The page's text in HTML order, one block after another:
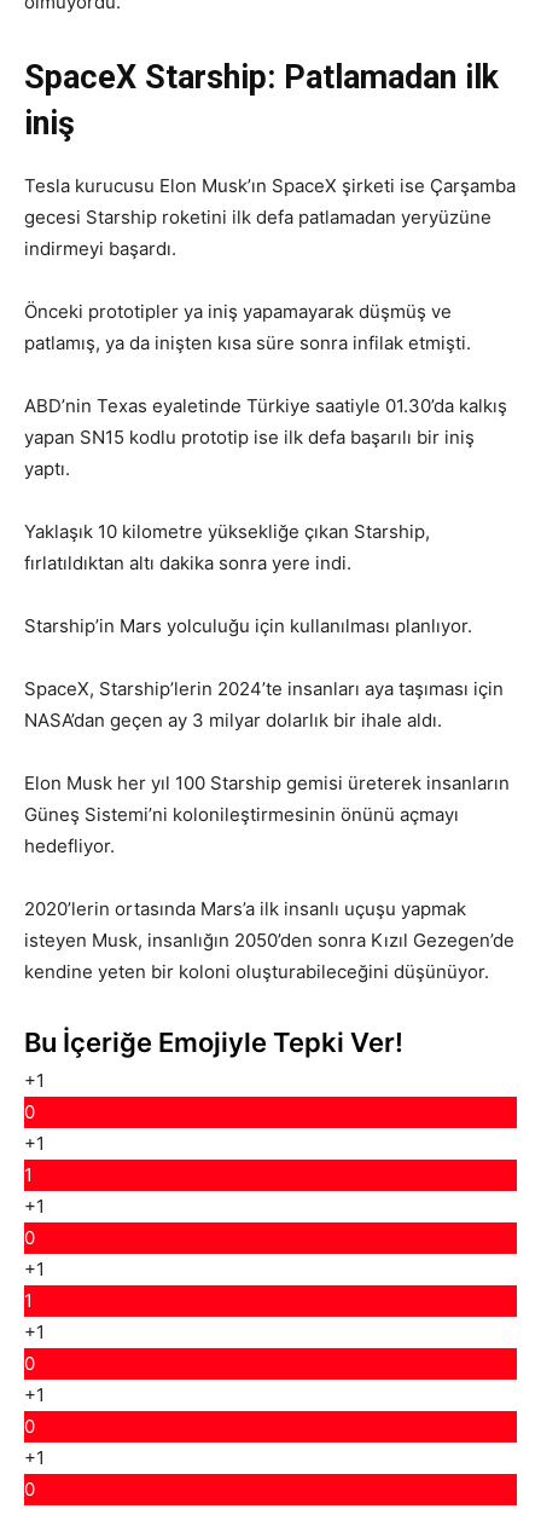
SpaceX Starship: Patlamadan ilk
iniş
Tesla kurucusu Elon Musk’ın SpaceX şirketi ise Çarşamba
gecesi Starship roketini ilk defa patlamadan yeryüzüne
indirmeyi başardı.
Önceki prototipler ya iniş yapamayarak düşmüş ve
patlamış, ya da inişten kısa süre sonra infilak etmişti.
ABD’nin Texas eyaletinde Türkiye saatiyle 01.30’da kalkış
yapan SN15 kodlu prototip ise ilk defa başarılı bir iniş
yaptı.
Yaklaşık 10 kilometre yüksekliğe çıkan Starship,
fırlatıldıktan altı dakika sonra yere indi.
Starship’in Mars yolculuğu için kullanılması planlıyor.
SpaceX, Starship’lerin 2024’te insanları aya taşıması için
NASA’dan geçen ay 3 milyar dolarlık bir ihale aldı.
Elon Musk her yıl 100 Starship gemisi üreterek insanların
Güneş Sistemi’ni kolonileştirmesinin önünü açmayı
hedefliyor.
2020’lerin ortasında Mars’a ilk insanlı uçuşu yapmak
isteyen Musk, insanlığın 2050’den sonra Kızıl Gezegen’de
kendine yeten bir koloni oluşturabileceğini düşünüyor.
Bu İçeriğe Emojiyle Tepki Ver!
+1
0
+1
1
+1
0
+1
1
+1
0
+1
0
+1
0